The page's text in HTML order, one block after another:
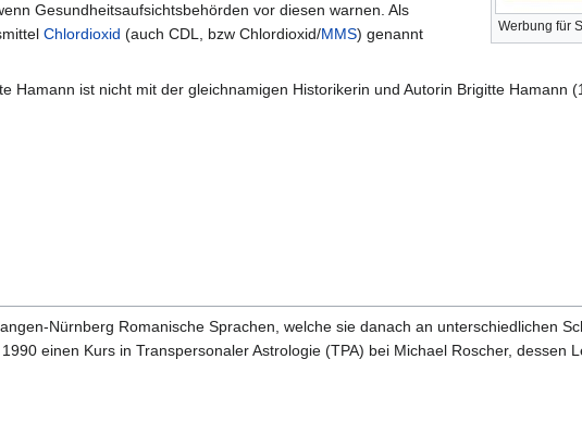
Werbung für
Gesundheitsaufsichtsbehörden vor diesen warnen. Als
Chlordioxid (auch CDL, bzw Chlordioxid/MMS) genannt
Hamann ist nicht mit der gleichnamigen Historikerin und Autorin Brigitte Hamann
Nürnberg Romanische Sprachen, welche sie danach an unterschiedlichen
einen Kurs in Transpersonaler Astrologie (TPA) bei Michael Roscher, dessen